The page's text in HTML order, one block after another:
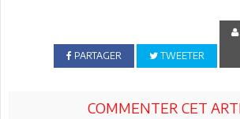
PARTAGER TWEETER
COMMENTER CET